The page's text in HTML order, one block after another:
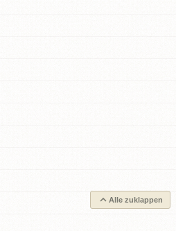
Alle zuklappen